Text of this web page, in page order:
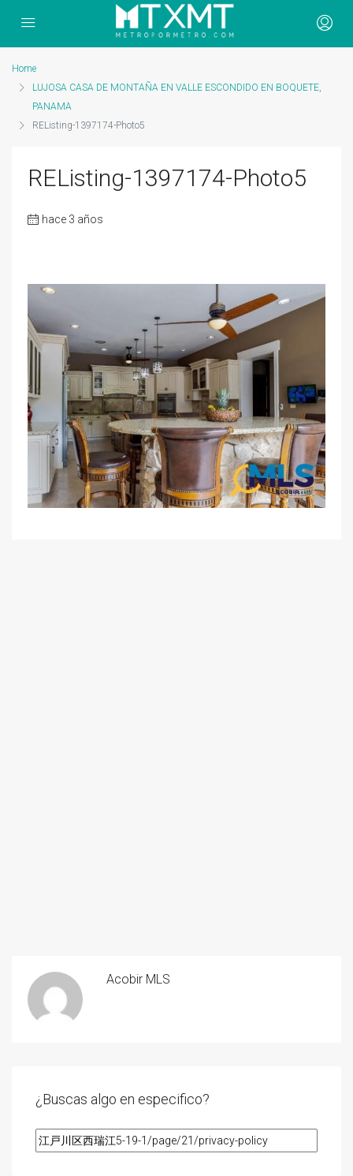
Home
LUJOSA CASA DE MONTAÑA EN VALLE ESCONDIDO EN BOQUETE,
PANAMA
REListing-1397174-Photo5
REListing-1397174-Photo5
hace 3 años
Acobir MLS
¿Buscas algo en especifico?